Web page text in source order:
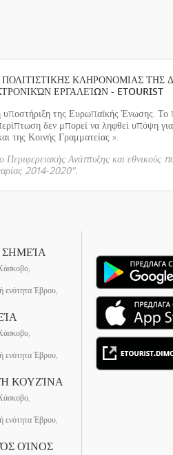
ΚΛΗΡΟΝΟΜΙΑΣ ΤΗΣ
ΕΡΓΑΛΕΊΩΝ - ETOURIST
της Ευρωπαϊκής Ένωσης. Το
δεν μπορεί να ληφθεί υπόψη
της Κοινής Γραμματείας ».
Περιφερειακής Ανάπτυξης και
2014-2020".
ΣΗΜΕΊΑ
ενότητα Έβρου,
ενότητα Έβρου,
ΚΟΥΖΊΝΑ
ενότητα Έβρου,
ΟΊΝΟΣ